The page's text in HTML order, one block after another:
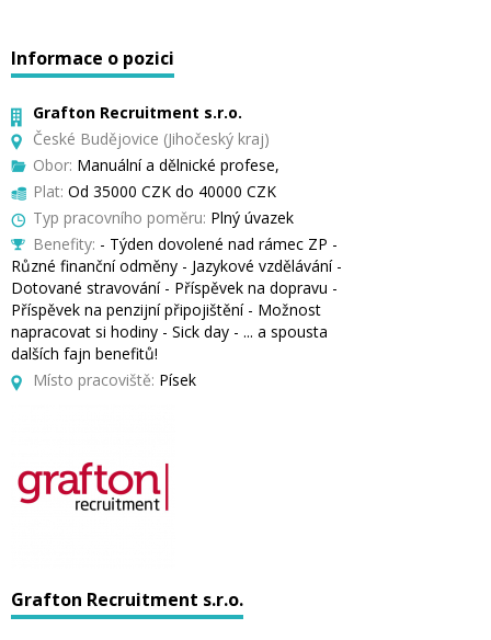
Informace o pozici
Grafton Recruitment s.r.o.
České Budějovice (Jihočeský kraj)
Obor: Manuální a dělnické profese,
Plat: Od 35000 CZK do 40000 CZK
Typ pracovního poměru: Plný úvazek
Benefity: - Týden dovolené nad rámec ZP -
Různé finanční odměny - Jazykové vzdělávání -
Dotované stravování - Příspěvek na dopravu -
Příspěvek na penzijní připojištění - Možnost
napracovat si hodiny - Sick day - ... a spousta
dalších fajn benefitů!
Místo pracoviště: Písek
Grafton Recruitment s.r.o.